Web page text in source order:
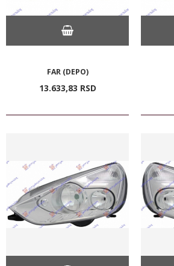
FAR (DEPO)
13.633,83 RSD